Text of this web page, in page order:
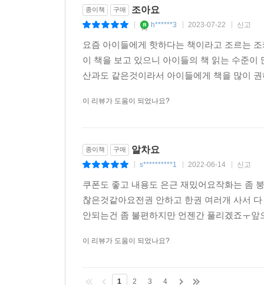
종이책 구매 조아요
h******3 2023-07-22 신고
요즘 아이들에게 핫하다는 책이라고 조르는
이 책을 보고 있으니 아이들의 책 읽는 수준
산과도 같은것이라서 아이들에게 책을 많이
이 리뷰가 도움이 되었나요?
종이책 구매 알차요
s**********1 2022-06-14 신고
쿠폰도 좋고 내용도 은근 재밌어요작화는 좀
찮은것같아요전권 안하고 한권 여러개 사서
안되는건 좀 불편하지만 언젠간 풀리겠죠ㅜ
이 리뷰가 도움이 되었나요?
1 2 3 4